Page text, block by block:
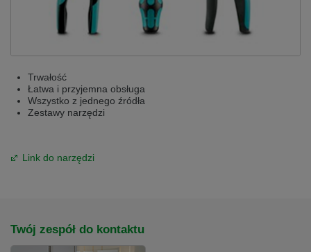
Trwałość
Łatwa i przyjemna obsługa
Wszystko z jednego źródła
Zestawy narzędzi
Link do narzędzi
Twój zespół do kontaktu